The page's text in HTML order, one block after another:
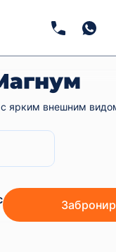
ярким внешним